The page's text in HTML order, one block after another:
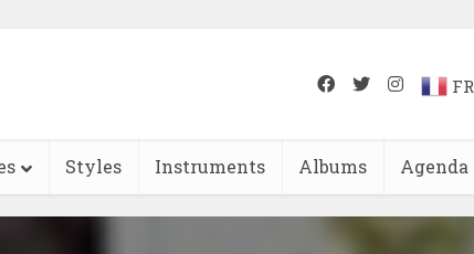
FR
Styles Instruments Albums Agenda